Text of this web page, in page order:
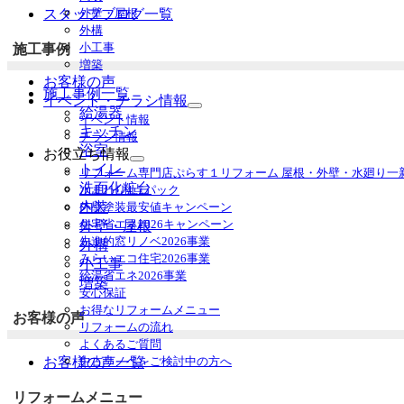
展
外壁・屋根
外構
小工事
増築
お客様の声
イベント・チラシ情報
サ
ュ
を
展
開
イベント情報
チラシ情報
お役立ち情報
サ
ブ
メ
ニ
ュ
ー
を
展
リフォーム専門店ぷらす１リフォーム 屋根・外壁・水廻り一
水まわり4点パック
外壁塗装最安値キャンペーン
住宅省エネ2026キャンペーン
先進的窓リノベ2026事業
みらいエコ住宅2026事業
給湯省エネ2026事業
安心保証
お得なリフォームメニュー
リフォームの流れ
よくあるご質問
中古リノベをご検討中の方へ
スタッフブログ一覧
施工事例
施工事例一覧
給湯器
キッチン
浴室
トイレ
洗面化粧台
内装
外壁・屋根
外構
小工事
増築
お客様の声
お客様の声一覧
リフォームメニュー